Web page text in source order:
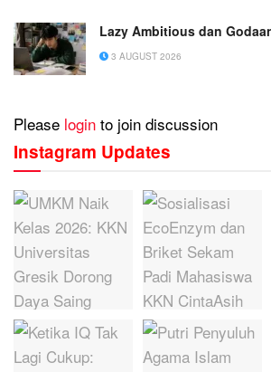
Lazy Ambitious dan
3 AUGUST 2026
Please login to join discussion
Instagram Updates